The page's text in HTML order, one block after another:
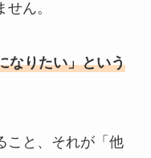
ん。
なりたい」という
こと、それが「他